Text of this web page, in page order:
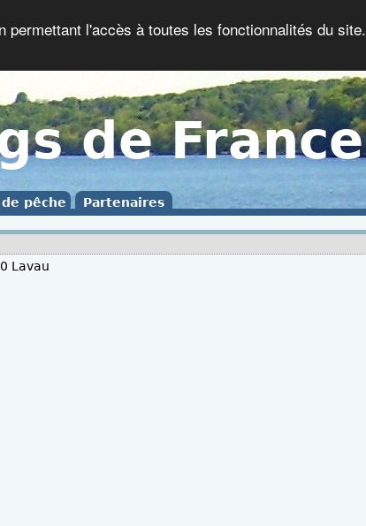
l'accès à toutes les fonctionnalités du site.
de France
pêche Partenaires
Lavau